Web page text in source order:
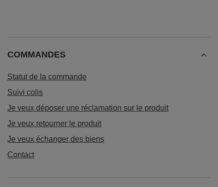
COMMANDES
Statut de la commande
Suivi colis
Je veux déposer une réclamation sur le produit
Je veux retourner le produit
Je veux échanger des biens
Contact